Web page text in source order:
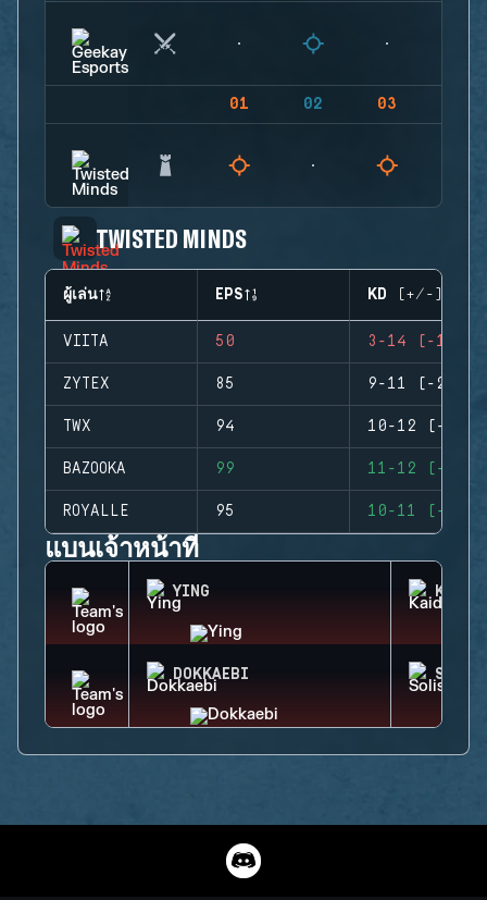
01 02 03
TWISTED MINDS
ผู้เล่น EPS KD (+/-)
VIITA 50 3-14 (-11)
ZYTEX 85 9-11 (-2)
TWX 94 10-12 (-2)
BAZOOKA 99 11-12 (-1)
ROYALLE 95 10-11 (-1)
แบนเจ้าหน้าที่
YING KAID
DOKKAEBI SOLIS